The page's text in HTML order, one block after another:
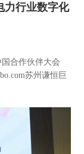
力行业数字化
合作伙伴大会
苏州谦恒巨